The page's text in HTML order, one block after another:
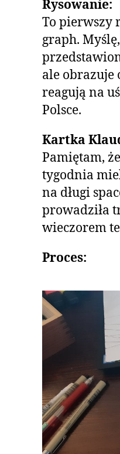
Rysowanie:
To pierwszy
graph.
ale obrazuje
reagują na
Polsce.
Kartka
Pamiętam,
tygodnia
na długi
prowadziła
wieczorem
Proces: